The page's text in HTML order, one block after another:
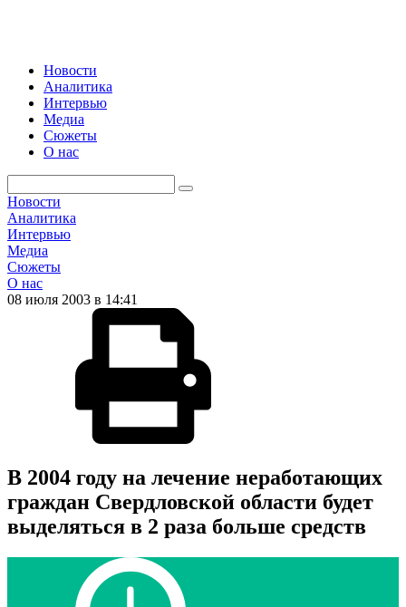
Новости
Аналитика
Интервью
Медиа
Сюжеты
О нас
Новости
Аналитика
Интервью
Медиа
Сюжеты
О нас
08 июля 2003 в 14:41
В 2004 году на лечение неработающих
граждан Свердловской области будет
выделяться в 2 раза больше средств